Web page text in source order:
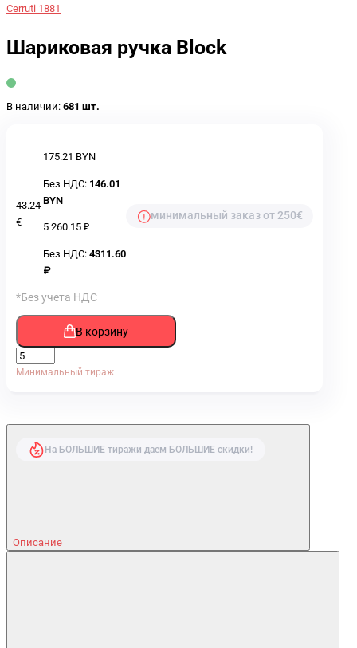
Cerruti 1881
Шариковая ручка Block
В наличии: 681 шт.
43.24
€
175.21 BYN
Без НДС: 146.01
BYN
5 260.15 ₽
Без НДС:4311.60
₽
минимальный заказ от 250€
*Без учета НДС
В корзину
Минимальный тираж
На БОЛЬШИЕ тиражи даем БОЛЬШИЕ скидки!
Описание